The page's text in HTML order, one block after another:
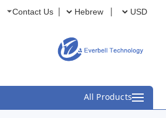
Contact Us
All Products